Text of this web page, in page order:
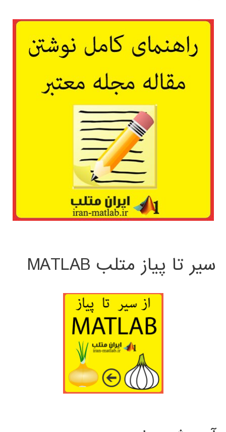
سیر تا پیاز متلب MATLAB